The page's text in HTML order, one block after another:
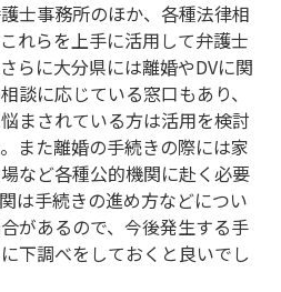
士事務所のほか、各種法律相
れらを上手に活用して弁護士
らに大分県には離婚やDVに関
談に応じている窓口もあり、
まされている方は活用を検討
また離婚の手続きの際には家
など各種公的機関に赴く必要
は手続きの進め方などについ
があるので、今後発生する手
下調べをしておくと良いでし